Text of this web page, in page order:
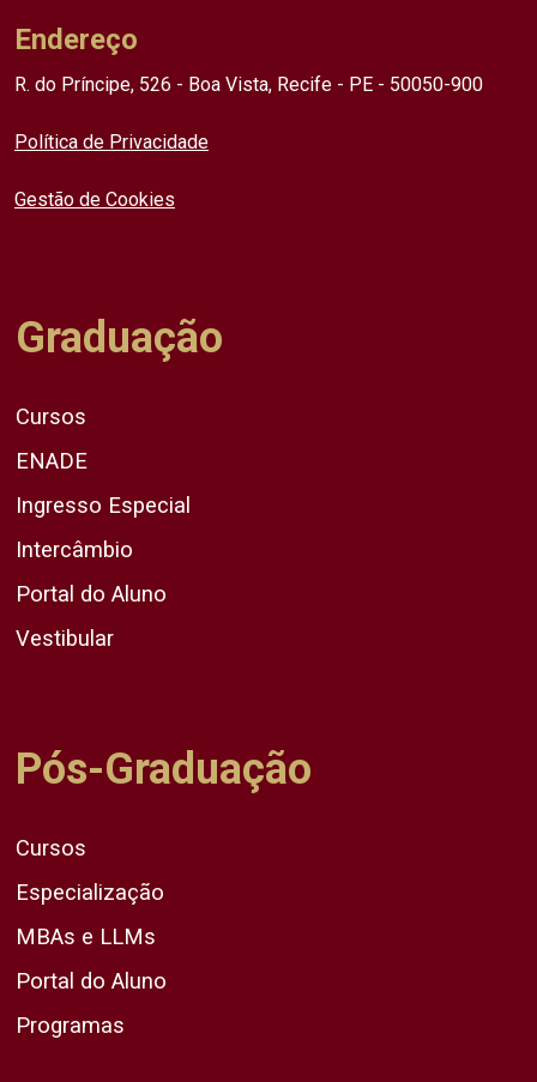
Endereço
R. do Príncipe, 526 - Boa Vista, Recife - PE - 50050-900
Política de Privacidade
Gestão de Cookies
Graduação
Cursos
ENADE
Ingresso Especial
Intercâmbio
Portal do Aluno
Vestibular
Pós-Graduação
Cursos
Especialização
MBAs e LLMs
Portal do Aluno
Programas